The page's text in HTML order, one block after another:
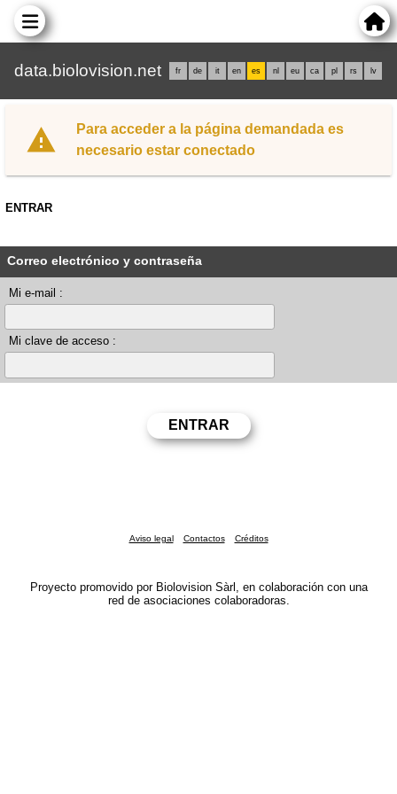
data.biolovision.net fr de it en es nl eu ca pl rs lv
Para acceder a la página demandada es
necesario estar conectado
ENTRAR
Correo electrónico y contraseña
Mi e-mail :
Mi clave de acceso :
Aviso legal Contactos Créditos
Proyecto promovido por Biolovision Sàrl, en colaboración con una
red de asociaciones colaboradoras.